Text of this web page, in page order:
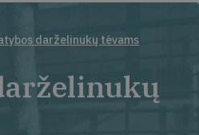
darželinukų tėvams